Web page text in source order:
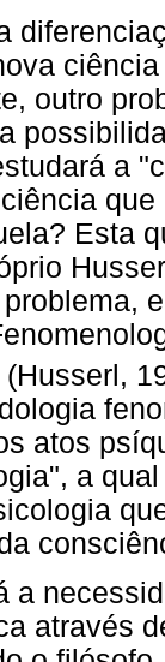
outro
a
Esta
(Husserl,
atos
a
a
através